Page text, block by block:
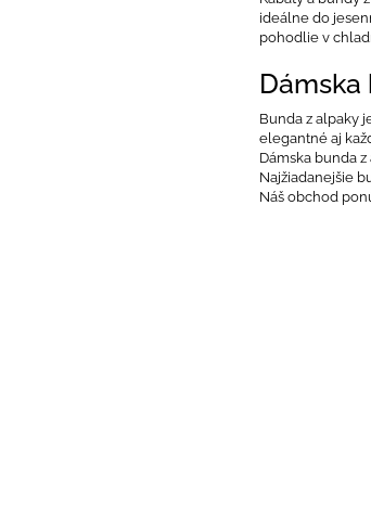
ideálne do
pohodlie v
Bunda z alpaky
elegantné aj
Dámska bunda
Najžiadanejšie
Náš obchod